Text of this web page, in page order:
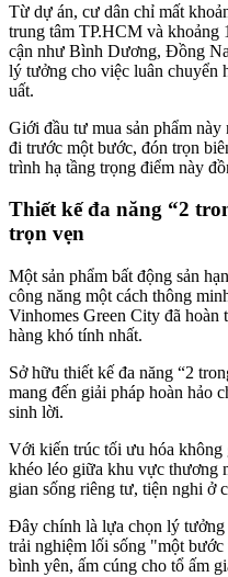
Từ dự án, cư dân chỉ mất
trung tâm TP.HCM và khoảng
cận như Bình Dương, Đồng
lý tưởng cho việc luân chuyển
uất.
Giới đầu tư mua sản phẩm
đi trước một bước, đón trọn
trình hạ tầng trọng điểm này
Thiết kế đa năng “2
trọn vẹn
Một sản phẩm bất động sản
công năng một cách thông
Vinhomes Green City đã hoàn
hàng khó tính nhất.
Sở hữu thiết kế đa năng “2
mang đến giải pháp hoàn hảo
sinh lời.
Với kiến trúc tối ưu hóa không
khéo léo giữa khu vực thương
gian sống riêng tư, tiện nghi ở
Đây chính là lựa chọn lý tưởng
trải nghiệm lối sống "một
bình yên, ấm cúng cho tổ ấm